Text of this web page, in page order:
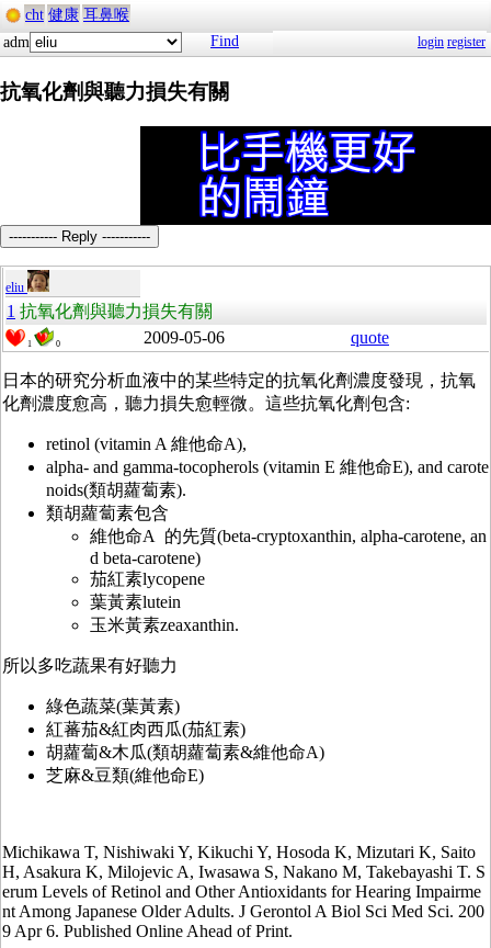
cht 健康 耳鼻喉
adm
Find login register
抗氧化劑與聽力損失有關
----------- Reply -----------
eliu
1 抗氧化劑與聽力損失有關
1 0 2009-05-06 quote
日本的研究分析血液中的某些特定的抗氧化劑濃度發現，抗氧
化劑濃度愈高，聽力損失愈輕微。這些抗氧化劑包含:
retinol (vitamin A 維他命A),
alpha- and gamma-tocopherols (vitamin E 維他命E), and carote
noids(類胡蘿蔔素).
類胡蘿蔔素包含
維他命A 的先質(beta-cryptoxanthin, alpha-carotene, an
d beta-carotene)
茄紅素lycopene
葉黃素lutein
玉米黃素zeaxanthin.
所以多吃蔬果有好聽力
綠色蔬菜(葉黃素)
紅蕃茄&紅肉西瓜(茄紅素)
胡蘿蔔&木瓜(類胡蘿蔔素&維他命A)
芝麻&豆類(維他命E)
Michikawa T, Nishiwaki Y, Kikuchi Y, Hosoda K, Mizutari K, Saito
H, Asakura K, Milojevic A, Iwasawa S, Nakano M, Takebayashi T. S
erum Levels of Retinol and Other Antioxidants for Hearing Impairme
nt Among Japanese Older Adults. J Gerontol A Biol Sci Med Sci. 200
9 Apr 6. Published Online Ahead of Print.